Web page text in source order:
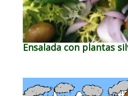
Ensalada con plantas